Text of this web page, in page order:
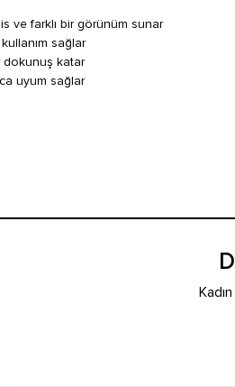
ve farklı bir görünüm sunar
sağlar
dokunuş katar
uyum sağlar
Kadın